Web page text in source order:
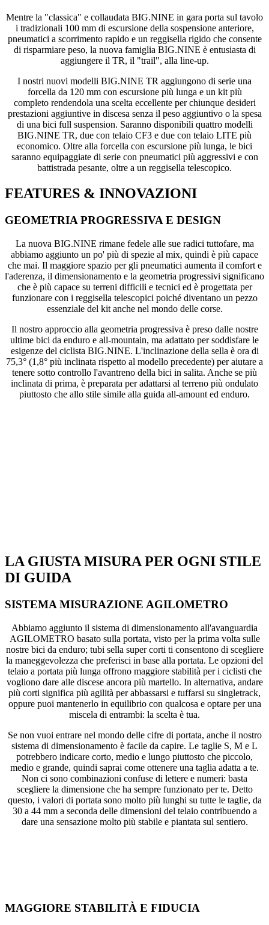
Mentre la "classica" e collaudata BIG.NINE in gara porta sul tavolo
i tradizionali 100 mm di escursione della sospensione anteriore,
pneumatici a scorrimento rapido e un reggisella rigido che consente
di risparmiare peso, la nuova famiglia BIG.NINE è entusiasta di
aggiungere il TR, il "trail", alla line-up.
I nostri nuovi modelli BIG.NINE TR aggiungono di serie una
forcella da 120 mm con escursione più lunga e un kit più
completo rendendola una scelta eccellente per chiunque desideri
prestazioni aggiuntive in discesa senza il peso aggiuntivo o la spesa
di una bici full suspension. Saranno disponibili quattro modelli
BIG.NINE TR, due con telaio CF3 e due con telaio LITE più
economico. Oltre alla forcella con escursione più lunga, le bici
saranno equipaggiate di serie con pneumatici più aggressivi e con
battistrada pesante, oltre a un reggisella telescopico.
FEATURES & INNOVAZIONI
GEOMETRIA PROGRESSIVA E DESIGN
La nuova BIG.NINE rimane fedele alle sue radici tuttofare, ma
abbiamo aggiunto un po' più di spezie al mix, quindi è più capace
che mai. Il maggiore spazio per gli pneumatici aumenta il comfort e
l'aderenza, il dimensionamento e la geometria progressivi significano
che è più capace su terreni difficili e tecnici ed è progettata per
funzionare con i reggisella telescopici poiché diventano un pezzo
essenziale del kit anche nel mondo delle corse.
Il nostro approccio alla geometria progressiva è preso dalle nostre
ultime bici da enduro e all-mountain, ma adattato per soddisfare le
esigenze del ciclista BIG.NINE. L'inclinazione della sella è ora di
75,3° (1,8° più inclinata rispetto al modello precedente) per aiutare a
tenere sotto controllo l'avantreno della bici in salita. Anche se più
inclinata di prima, è preparata per adattarsi al terreno più ondulato
piuttosto che allo stile simile alla guida all-amount ed enduro.
LA GIUSTA MISURA PER OGNI STILE
DI GUIDA
SISTEMA MISURAZIONE AGILOMETRO
Abbiamo aggiunto il sistema di dimensionamento all'avanguardia
AGILOMETRO basato sulla portata, visto per la prima volta sulle
nostre bici da enduro; tubi sella super corti ti consentono di scegliere
la maneggevolezza che preferisci in base alla portata. Le opzioni del
telaio a portata più lunga offrono maggiore stabilità per i ciclisti che
vogliono dare alle discese ancora più martello. In alternativa, andare
più corti significa più agilità per abbassarsi e tuffarsi su singletrack,
oppure puoi mantenerlo in equilibrio con qualcosa e optare per una
miscela di entrambi: la scelta è tua.
Se non vuoi entrare nel mondo delle cifre di portata, anche il nostro
sistema di dimensionamento è facile da capire. Le taglie S, M e L
potrebbero indicare corto, medio e lungo piuttosto che piccolo,
medio e grande, quindi saprai come ottenere una taglia adatta a te.
Non ci sono combinazioni confuse di lettere e numeri: basta
scegliere la dimensione che ha sempre funzionato per te. Detto
questo, i valori di portata sono molto più lunghi su tutte le taglie, da
30 a 44 mm a seconda delle dimensioni del telaio contribuendo a
dare una sensazione molto più stabile e piantata sul sentiero.
MAGGIORE STABILITÀ E FIDUCIA